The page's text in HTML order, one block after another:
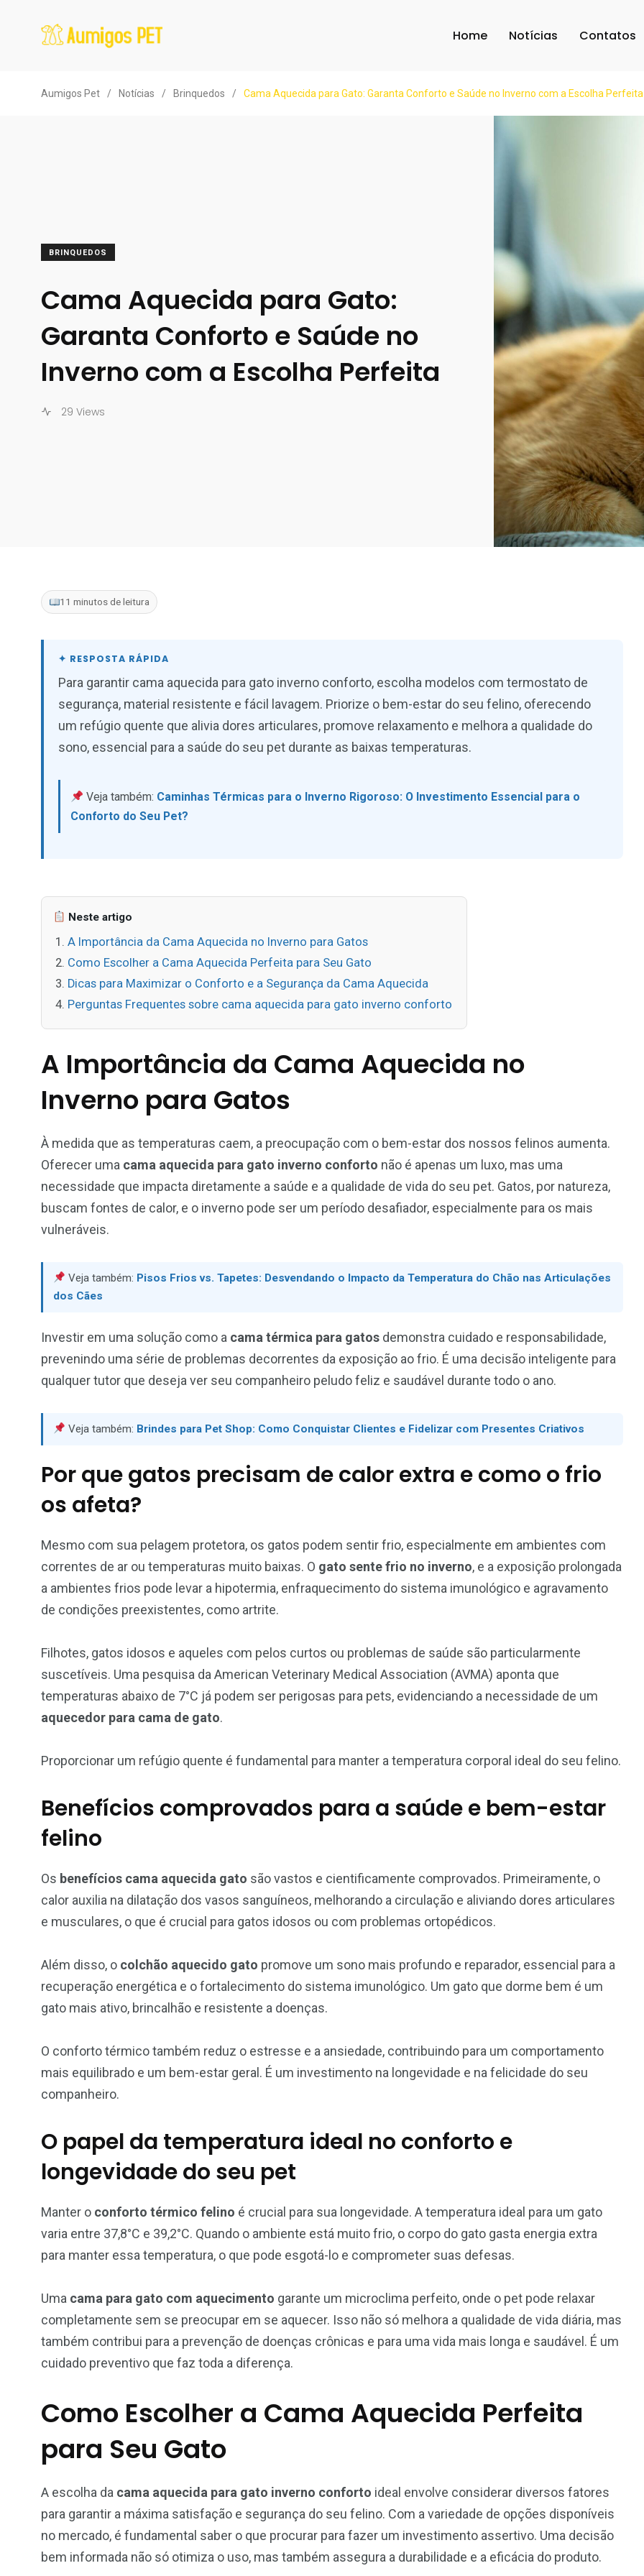
Home Notícias Contatos
Aumigos Pet / Notícias / Brinquedos / Cama Aquecida para Gato: Garanta Conforto e Saúde no Inverno com a Escolha Perfeita
BRINQUEDOS
Cama Aquecida para Gato:
Garanta Conforto e Saúde no
Inverno com a Escolha Perfeita
29 Views
11 minutos de leitura
Para garantir cama aquecida para gato inverno conforto, escolha modelos com termostato de
segurança, material resistente e fácil lavagem. Priorize o bem-estar do seu felino, oferecendo
um refúgio quente que alivia dores articulares, promove relaxamento e melhora a qualidade do
sono, essencial para a saúde do seu pet durante as baixas temperaturas.
Veja também: Caminhas Térmicas para o Inverno Rigoroso: O Investimento Essencial para o
Conforto do Seu Pet?
Neste artigo
A Importância da Cama Aquecida no Inverno para Gatos
Como Escolher a Cama Aquecida Perfeita para Seu Gato
Dicas para Maximizar o Conforto e a Segurança da Cama Aquecida
Perguntas Frequentes sobre cama aquecida para gato inverno conforto
A Importância da Cama Aquecida no
Inverno para Gatos
À medida que as temperaturas caem, a preocupação com o bem-estar dos nossos felinos aumenta.
Oferecer uma cama aquecida para gato inverno conforto não é apenas um luxo, mas uma
necessidade que impacta diretamente a saúde e a qualidade de vida do seu pet. Gatos, por natureza,
buscam fontes de calor, e o inverno pode ser um período desafiador, especialmente para os mais
vulneráveis.
Veja também: Pisos Frios vs. Tapetes: Desvendando o Impacto da Temperatura do Chão nas Articulações
dos Cães
Investir em uma solução como a cama térmica para gatos demonstra cuidado e responsabilidade,
prevenindo uma série de problemas decorrentes da exposição ao frio. É uma decisão inteligente para
qualquer tutor que deseja ver seu companheiro peludo feliz e saudável durante todo o ano.
Veja também: Brindes para Pet Shop: Como Conquistar Clientes e Fidelizar com Presentes Criativos
Por que gatos precisam de calor extra e como o frio
os afeta?
Mesmo com sua pelagem protetora, os gatos podem sentir frio, especialmente em ambientes com
correntes de ar ou temperaturas muito baixas. O gato sente frio no inverno, e a exposição prolongada
a ambientes frios pode levar a hipotermia, enfraquecimento do sistema imunológico e agravamento
de condições preexistentes, como artrite.
Filhotes, gatos idosos e aqueles com pelos curtos ou problemas de saúde são particularmente
suscetíveis. Uma pesquisa da American Veterinary Medical Association (AVMA) aponta que
temperaturas abaixo de 7°C já podem ser perigosas para pets, evidenciando a necessidade de um
aquecedor para cama de gato.
Proporcionar um refúgio quente é fundamental para manter a temperatura corporal ideal do seu felino.
Benefícios comprovados para a saúde e bem-estar
felino
Os benefícios cama aquecida gato são vastos e cientificamente comprovados. Primeiramente, o
calor auxilia na dilatação dos vasos sanguíneos, melhorando a circulação e aliviando dores articulares
e musculares, o que é crucial para gatos idosos ou com problemas ortopédicos.
Além disso, o colchão aquecido gato promove um sono mais profundo e reparador, essencial para a
recuperação energética e o fortalecimento do sistema imunológico. Um gato que dorme bem é um
gato mais ativo, brincalhão e resistente a doenças.
O conforto térmico também reduz o estresse e a ansiedade, contribuindo para um comportamento
mais equilibrado e um bem-estar geral. É um investimento na longevidade e na felicidade do seu
companheiro.
O papel da temperatura ideal no conforto e
longevidade do seu pet
Manter o conforto térmico felino é crucial para sua longevidade. A temperatura ideal para um gato
varia entre 37,8°C e 39,2°C. Quando o ambiente está muito frio, o corpo do gato gasta energia extra
para manter essa temperatura, o que pode esgotá-lo e comprometer suas defesas.
Uma cama para gato com aquecimento garante um microclima perfeito, onde o pet pode relaxar
completamente sem se preocupar em se aquecer. Isso não só melhora a qualidade de vida diária, mas
também contribui para a prevenção de doenças crônicas e para uma vida mais longa e saudável. É um
cuidado preventivo que faz toda a diferença.
Como Escolher a Cama Aquecida Perfeita
para Seu Gato
A escolha da cama aquecida para gato inverno conforto ideal envolve considerar diversos fatores
para garantir a máxima satisfação e segurança do seu felino. Com a variedade de opções disponíveis
no mercado, é fundamental saber o que procurar para fazer um investimento assertivo. Uma decisão
bem informada não só otimiza o uso, mas também assegura a durabilidade e a eficácia do produto.